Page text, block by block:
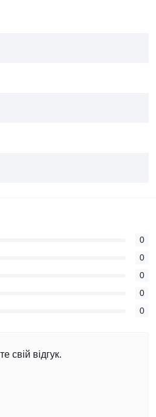
0
0
0
0
0
свій відгук.